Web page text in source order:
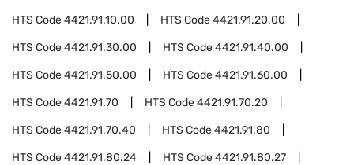
HTS Code4421.91.10.00 HTS Code4421.91.20.00
HTS Code4421.91.30.00 HTS Code4421.91.40.00
HTS Code4421.91.50.00 HTS Code4421.91.60.00
HTS Code4421.91.70 HTS Code4421.91.70.20
HTS Code4421.91.70.40 HTS Code4421.91.80
HTS Code4421.91.80.24 HTS Code4421.91.80.27